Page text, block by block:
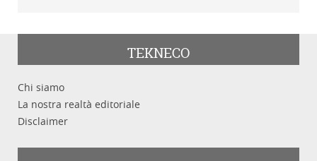
TEKNECO
Chi siamo
La nostra realtà editoriale
Disclaimer